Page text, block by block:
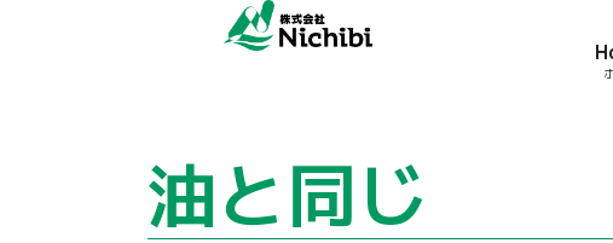
油と同じ